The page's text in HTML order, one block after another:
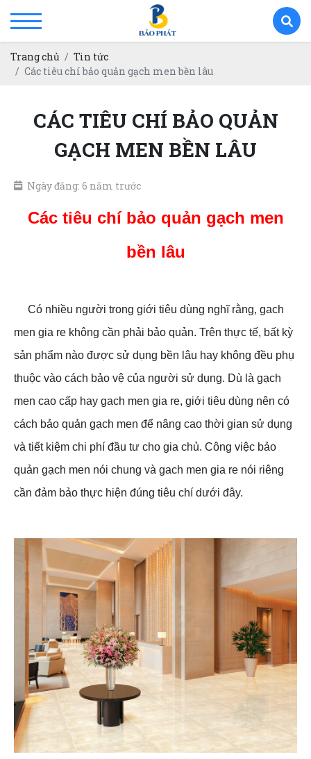
Trang chủ
Tin tức
Các tiêu chí bảo quản gạch men bền lâu
CÁC TIÊU CHÍ BẢO QUẢN
GẠCH MEN BỀN LÂU
Ngày đăng: 6 năm trước
Các tiêu chí bảo quản gạch men
bền lâu
Có nhiều người trong giới tiêu dùng nghĩ rằng, gach
men gia re không cần phải bảo quản. Trên thực tế, bất kỳ
sản phẩm nào được sử dụng bền lâu hay không đều phụ
thuộc vào cách bảo vệ của người sử dụng. Dù là gạch
men cao cấp hay gach men gia re, giới tiêu dùng nên có
cách bảo quản gạch men để nâng cao thời gian sử dụng
và tiết kiệm chi phí đầu tư cho gia chủ. Công việc bảo
quản gạch men nói chung và gach men gia re nói riêng
cần đảm bảo thực hiện đúng tiêu chí dưới đây.